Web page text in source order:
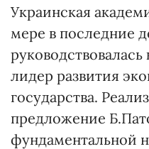
Украинская
мере в последние
лидер развития
государства.
предложение
фундаментальной